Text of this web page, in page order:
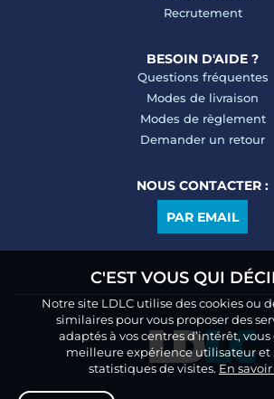
C'EST VOUS QUI
Notre site LDLC utilise des cookies ou
similaires pour vous proposer des
adaptés à vos centres d’intérêt,
meilleure expérience utilisateur et
statistiques de visites. En
Recrutement
BESOIN D'AIDE ?
Questions fréquentes
Modes de livraison
Modes de règlement
Demander un retour
NOUS CONTACTER :
PAR EMAIL